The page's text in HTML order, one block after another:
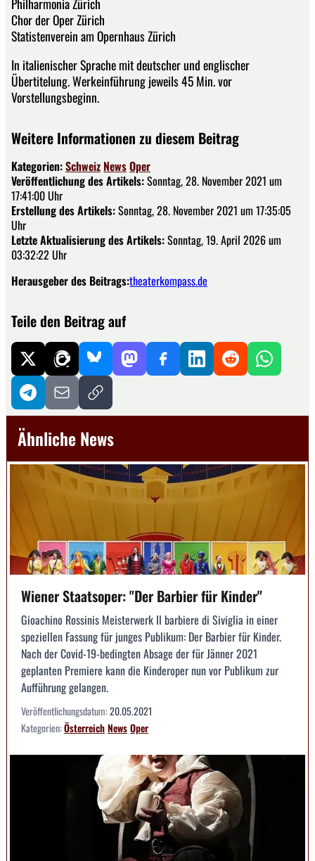
Chor der Oper Zürich
Statistenverein am Opernhaus Zürich
In italienischer Sprache mit deutscher und englischer
Übertitelung. Werkeinführung jeweils 45 Min. vor
Vorstellungsbeginn.
Weitere Informationen zu diesem Beitrag
Kategorien:Schweiz NewsOper
Veröffentlichung des Artikels:Sonntag, 28. November 2021 um
17:41:00 Uhr
Erstellung des Artikels:Sonntag, 28. November 2021 um 17:35:05
Uhr
Letzte Aktualisierung des Artikels:Sonntag, 19. April 2026 um
03:32:22 Uhr
Herausgeber des Beitrags:theaterkompass.de
Teile den Beitrag auf
Ähnliche News
Wiener Staatsoper: "Der Barbier für Kinder"
Gioachino Rossinis Meisterwerk Il barbiere di Siviglia in einer
speziellen Fassung für junges Publikum: Der Barbier für Kinder.
Nach der Covid-19-bedingten Absage der für Jänner 2021
geplanten Premiere kann die Kinderoper nun vor Publikum zur
Aufführung gelangen.
Veröffentlichungsdatum:20.05.2021
Kategorien:ÖsterreichNewsOper